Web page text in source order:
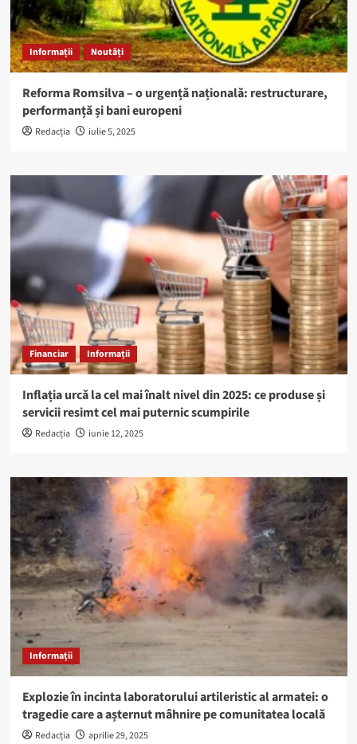
Informații Noutăți
Reforma Romsilva – o urgență națională: restructurare,
performanță și bani europeni
Redacția iulie 5, 2025
Financiar Informații
Inflația urcă la cel mai înalt nivel din 2025: ce produse și
servicii resimt cel mai puternic scumpirile
Redacția iunie 12, 2025
Informații
Explozie în incinta laboratorului artileristic al armatei: o
tragedie care a așternut mâhnire pe comunitatea locală
Redacția aprilie 29, 2025